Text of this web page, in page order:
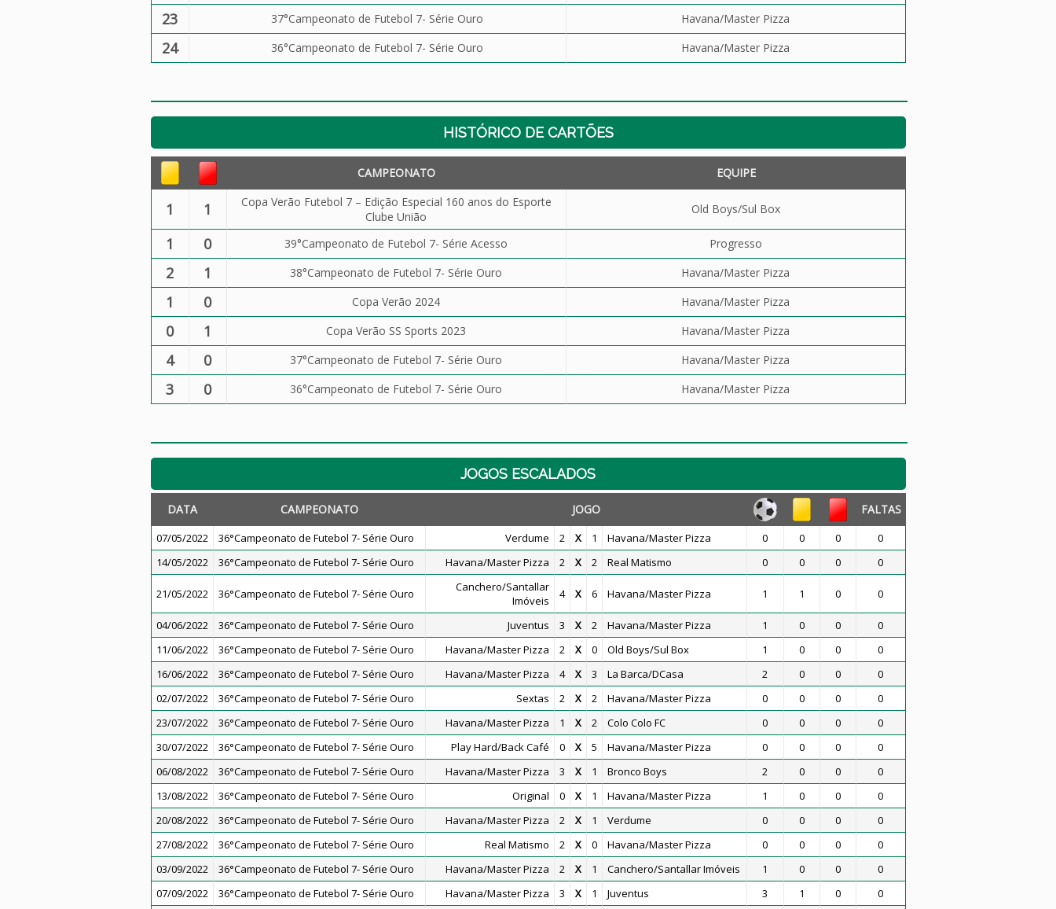
23 37°Campeonato de Futebol 7- Série Ouro Havana/Master Pizza
24 36°Campeonato de Futebol 7- Série Ouro Havana/Master Pizza
HISTÓRICO DE CARTÕES
CAMPEONATO EQUIPE
1 1
Copa Verão Futebol 7 – Edição Especial 160 anos do Esporte
Clube União
Old Boys/Sul Box
1 0 39°Campeonato de Futebol 7- Série Acesso Progresso
2 1 38°Campeonato de Futebol 7- Série Ouro Havana/Master Pizza
1 0 Copa Verão 2024 Havana/Master Pizza
0 1 Copa Verão SS Sports 2023 Havana/Master Pizza
4 0 37°Campeonato de Futebol 7- Série Ouro Havana/Master Pizza
3 0 36°Campeonato de Futebol 7- Série Ouro Havana/Master Pizza
JOGOS ESCALADOS
DATA CAMPEONATO JOGO FALTAS
07/05/2022 36°Campeonato de Futebol 7- Série Ouro Verdume 2 X 1 Havana/Master Pizza 0 0 0
0
14/05/2022
36°Campeonato de Futebol 7- Série Ouro Havana/Master Pizza 2 X 2 Real Matismo 0 0 0 0
21/05/2022 36°Campeonato de Futebol 7- Série Ouro
Canchero/Santallar
Imóveis
4 X 6 Havana/Master Pizza 1 1 0 0
04/06/2022 36°Campeonato de Futebol 7- Série Ouro Juventus 3 X 2 Havana/Master Pizza 1 0 0
0
11/06/2022
36°Campeonato de Futebol 7- Série Ouro Havana/Master Pizza 2 X 0 Old Boys/Sul Box 1 0 0
0
16/06/2022
36°Campeonato de Futebol 7- Série Ouro Havana/Master Pizza 4 X 3 La Barca/DCasa 2 0 0
0
02/07/2022
36°Campeonato de Futebol 7- Série Ouro Sextas 2 X 2 Havana/Master Pizza 0 0 0
0
23/07/2022
36°Campeonato de Futebol 7- Série Ouro Havana/Master Pizza 1 X 2 Colo Colo FC 0 0 0
0
30/07/2022
36°Campeonato de Futebol 7- Série Ouro Play Hard/Back Café 0 X 5 Havana/Master Pizza 0 0 0
0
06/08/2022
36°Campeonato de Futebol 7- Série Ouro Havana/Master Pizza 3 X 1 Bronco Boys 2 0 0
0
13/08/2022
36°Campeonato de Futebol 7- Série Ouro Original 0 X 1 Havana/Master Pizza 1 0 0
0
20/08/2022
36°Campeonato de Futebol 7- Série Ouro Havana/Master Pizza 2 X 1 Verdume 0 0 0
0
27/08/2022
36°Campeonato de Futebol 7- Série Ouro Real Matismo 2 X 0 Havana/Master Pizza 0 0 0
0
03/09/2022
36°Campeonato de Futebol 7- Série Ouro Havana/Master Pizza 2 X 1 Canchero/Santallar Imóveis 1 0 0
0
07/09/2022
36°Campeonato de Futebol 7- Série Ouro Havana/Master Pizza 3 X 1 Juventus 3 1 0 0